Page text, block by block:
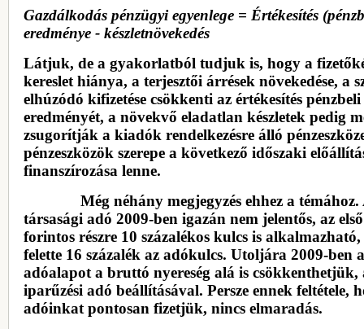
Gazdálkodás pénzügyi egyenlege = Értékesítés
eredménye - készletnövekedés
Látjuk, de a gyakorlatból tudjuk is, hogy a
kereslet hiánya, a terjesztői árrések növekedése, a
elhúzódó kifizetése csökkenti az értékesítés pénzbeli
eredményét, a növekvő eladatlan készletek pedig
zsugorítják a kiadók rendelkezésre álló
pénzeszközök szerepe a következő időszaki
finanszírozása lenne.
Még néhány megjegyzés ehhez a témához.
társasági adó 2009-ben igazán nem jelentős, az
forintos részre 10 százalékos kulcs is alkalmazható,
felette 16 százalék az adókulcs. Utoljára 2009-ben
adóalapot a bruttó nyereség alá is csökkenthetjük,
iparűzési adó beállításával. Persze ennek feltétele,
adóinkat pontosan fizetjük, nincs elmaradás.